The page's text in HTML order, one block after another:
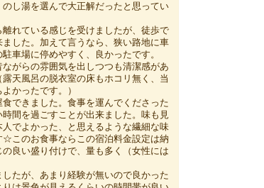
し湯を選んで大正解だったと思ってい
れている感じを受けましたが、徒歩で
した。加えて言うなら、狭い路地に車
車場に停めやすく、良かったです。
がらの雰囲気を出しつつも清潔感があ
天風呂の脱衣室の床もホコリ無く、当
かったです。）
できました。食事を運んでくださった
間を過ごすことが出来ました。味も見
でよかった、と思えるような繊細な味
このお食事ならこの宿泊料金設定は納
良い盛り付けで、量も多く（女性には
たが、あまり経験が無いので良かった